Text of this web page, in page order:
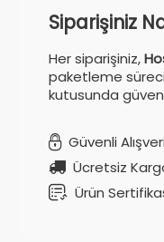
Siparişiniz
Her siparişiniz,
paketleme
kutusunda
Güvenli
Ücretsiz
Ürün